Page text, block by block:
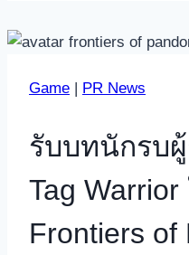
Game | PR News
รับบทนักรบผู้
Tag
Frontiers of